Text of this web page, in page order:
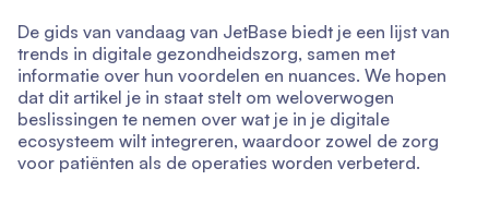
De gids van vandaag van JetBase biedt je een lijst van
trends in digitale gezondheidszorg, samen met
informatie over hun voordelen en nuances. We hopen
dat dit artikel je in staat stelt om weloverwogen
beslissingen te nemen over wat je in je digitale
ecosysteem wilt integreren, waardoor zowel de zorg
voor patiënten als de operaties worden verbeterd.